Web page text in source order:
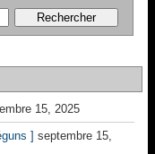
15, 2025
] septembre 15,